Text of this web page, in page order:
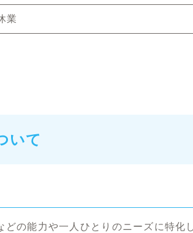
業
いて
の能力や一人ひとりのニーズに特化